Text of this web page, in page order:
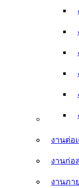
งานต่อ
งานก่อ
งานภา
งานต่
งานก่อ
งานภา
อื่นๆ